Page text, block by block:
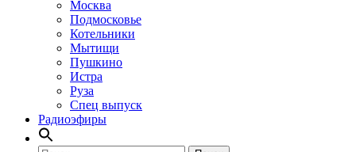
Москва
Подмосковье
Котельники
Мытищи
Пушкино
Истра
Руза
Спец выпуск
Радиоэфиры